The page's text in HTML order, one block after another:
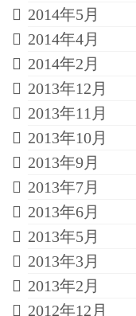
2014年5月
2014年4月
2014年2月
2013年12月
2013年11月
2013年10月
2013年9月
2013年7月
2013年6月
2013年5月
2013年3月
2013年2月
2012年12月